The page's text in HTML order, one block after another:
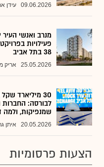
09.06.2026 עידן
מנרב ואנשי העיר
פעילויות
38 בתל אביב
25.05.2026 אריק
30 מיליארד
לבורסה: החברות
שמנפיקות, ולמה
20.05.2026 איתן
הצעות פרסומיות